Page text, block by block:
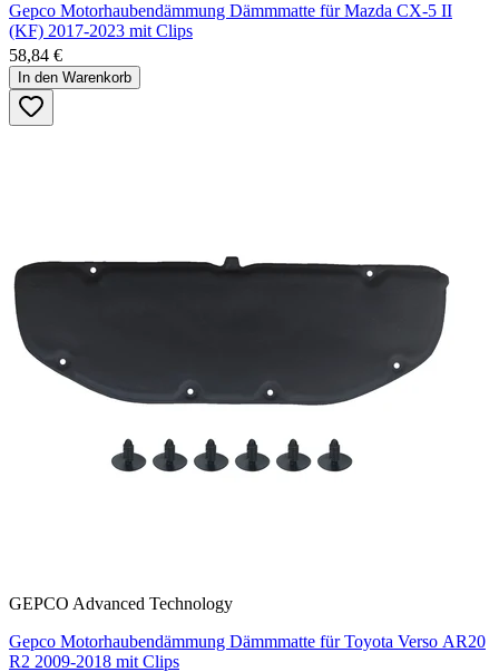
Gepco Motorhaubendämmung Dämmmatte für Mazda CX-5 II
(KF) 2017-2023 mit Clips
58,84 €
In den Warenkorb
GEPCO Advanced Technology
Gepco Motorhaubendämmung Dämmmatte für Toyota Verso AR20
R2 2009-2018 mit Clips